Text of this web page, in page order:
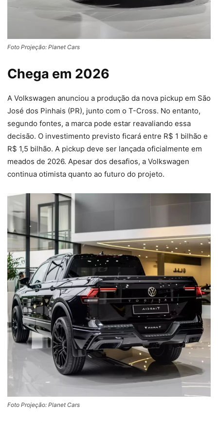
Foto Projeção: Planet Cars
Chega em 2026
A Volkswagen anunciou a produção da nova pickup em São
José dos Pinhais (PR), junto com o T-Cross. No entanto,
segundo fontes, a marca pode estar reavaliando essa
decisão. O investimento previsto ficará entre R$ 1 bilhão e
R$ 1,5 bilhão. A pickup deve ser lançada oficialmente em
meados de 2026. Apesar dos desafios, a Volkswagen
continua otimista quanto ao futuro do projeto.
Foto Projeção: Planet Cars